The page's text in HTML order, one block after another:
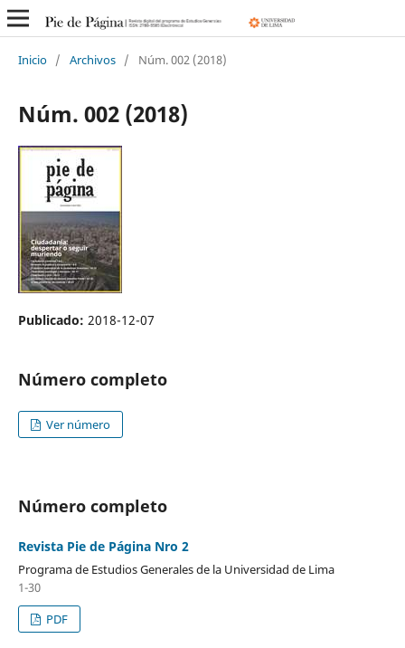
Inicio / Archivos / Núm. 002 (2018)
Núm. 002 (2018)
Publicado: 2018-12-07
Número completo
Ver número
Número completo
Revista Pie de Página Nro 2
Programa de Estudios Generales de la Universidad de Lima
1-30
PDF